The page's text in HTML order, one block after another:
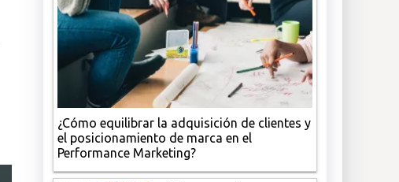
¿Cómo equilibrar la adquisición de clientes y
el posicionamiento de marca en el
Performance Marketing?